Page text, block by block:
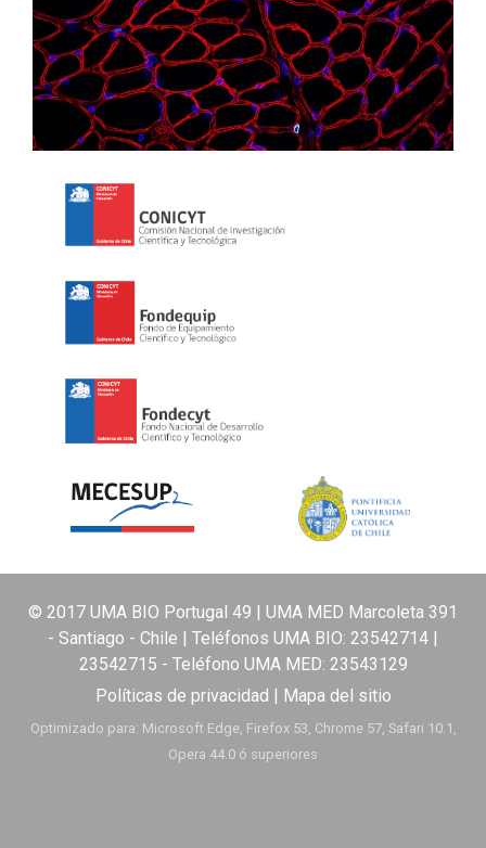
© 2017 UMA BIO Portugal 49 | UMA MED Marcoleta 391
- Santiago - Chile | Teléfonos UMA BIO: 23542714 |
23542715 - Teléfono UMA MED: 23543129
Políticas de privacidad | Mapa del sitio
Optimizado para: Microsoft Edge, Firefox 53, Chrome 57, Safari 10.1,
Opera 44.0 ó superiores